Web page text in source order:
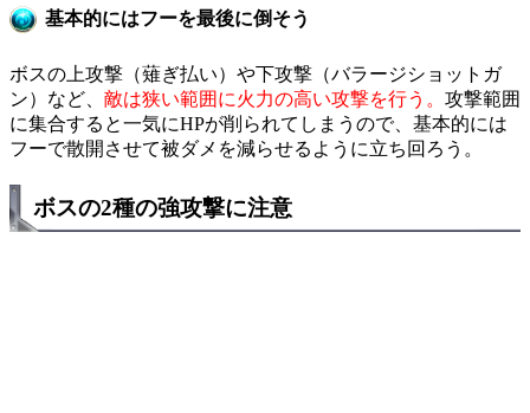
基本的にはフーを最後に倒そう
ボスの上攻撃（薙ぎ払い）や下攻撃（バラージショットガ
ン）など、 敵は狭い範囲に火力の高い攻撃を行う。 攻撃範囲
に集合すると一気にHPが削られてしまうので、基本的には
フーで散開させて被ダメを減らせるように立ち回ろう。
ボスの2種の強攻撃に注意